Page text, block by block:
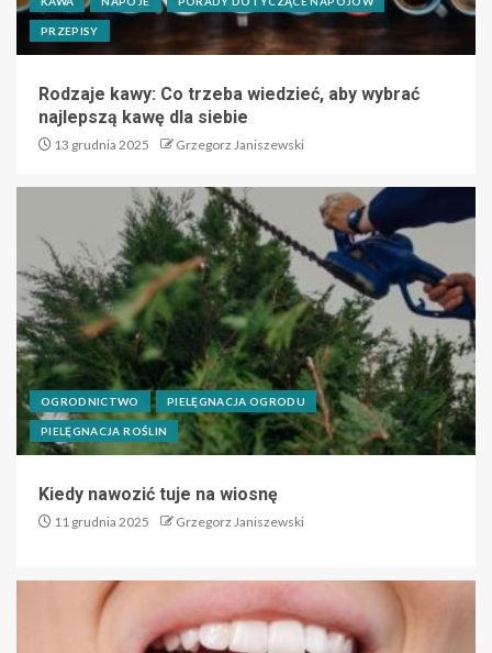
PRZEPISY
Rodzaje kawy: Co trzeba wiedzieć, aby wybrać
najlepszą kawę dla siebie
13 grudnia 2025 Grzegorz Janiszewski
OGRODNICTWO PIELĘGNACJA OGRODU
PIELĘGNACJA ROŚLIN
Kiedy nawozić tuje na wiosnę
11 grudnia 2025 Grzegorz Janiszewski